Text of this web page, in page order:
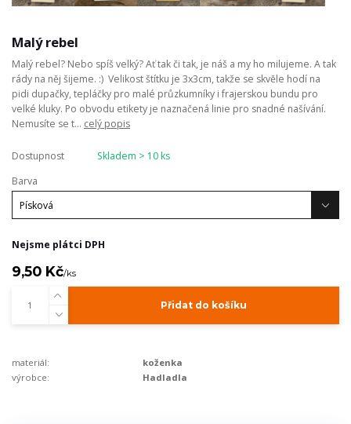
Malý rebel
Malý rebel? Nebo spíš velký? Ať tak či tak, je náš a my ho milujeme. A tak
rády na něj šijeme. :) Velikost štítku je 3x3cm, takže se skvěle hodí na
pidi dupačky, tepláčky pro malé průzkumníky i frajerskou bundu pro
velké kluky. Po obvodu etikety je naznačená linie pro snadné našívání.
Nemusíte se t... celý popis
Dostupnost
Skladem > 10 ks
Barva
Nejsme plátci DPH
9,50 Kč/ks
Přidat do košíku
materiál:
koženka
výrobce:
Hadladla